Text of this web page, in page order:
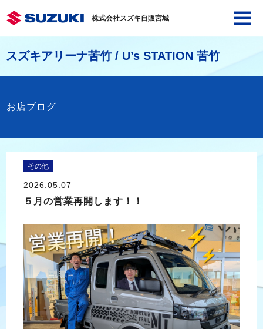
株式会社スズキ自販宮城
スズキアリーナ苦竹 / U’s STATION 苦竹
お店ブログ
その他
2026.05.07
５月の営業再開します！！